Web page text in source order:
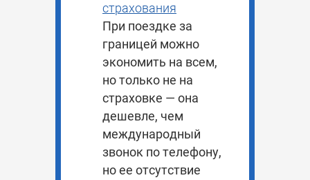
страхования
При поездке за
границей можно
экономить на всем,
но только не на
страховке — она
дешевле, чем
международный
звонок по телефону,
но ее отсутствие